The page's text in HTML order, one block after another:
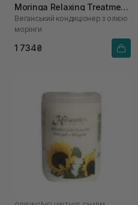
Moringa Relaxing Treatment
400 мл
Веганський кондиціонер з олією
морінги
1 734₴